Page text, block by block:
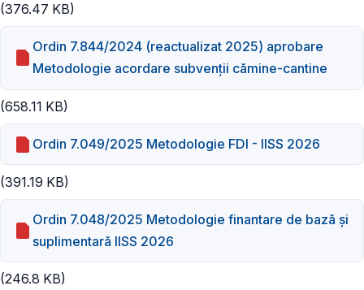
(376.47 KB)
Ordin 7.844/2024 (reactualizat 2025) aprobare
Metodologie acordare subvenţii cămine-cantine
(658.11 KB)
Ordin 7.049/2025 Metodologie FDI - IISS 2026
(391.19 KB)
Ordin 7.048/2025 Metodologie finantare de bază și
suplimentară IISS 2026
(246.8 KB)